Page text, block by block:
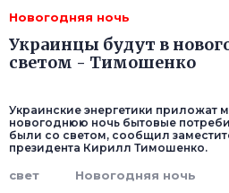
Новогодняя ночь
Украинцы будут в
светом - Тимошенко
Украинские энергетики приложат
новогоднюю ночь бытовые
были со светом, сообщил
президента Кирилл Тимошенко.
свет Новогодняя ночь